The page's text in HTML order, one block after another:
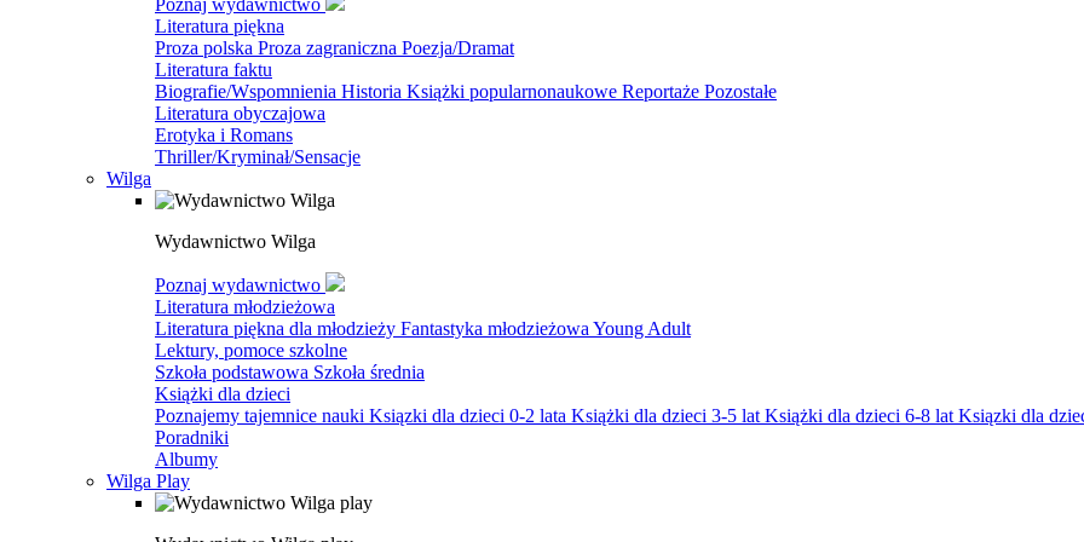
Poznaj wydawnictwo
Literatura piękna
Proza polska Proza zagraniczna Poezja/Dramat
Literatura faktu
Biografie/Wspomnienia Historia Książki popularnonaukowe Reportaże Pozostałe
Literatura obyczajowa
Erotyka i Romans
Thriller/Kryminał/Sensacje
Wilga
Wydawnictwo Wilga
Poznaj wydawnictwo
Literatura młodzieżowa
Literatura piękna dla młodzieży Fantastyka młodzieżowa Young Adult
Lektury, pomoce szkolne
Szkoła podstawowa Szkoła średnia
Książki dla dzieci
Poznajemy tajemnice nauki Ksiązki dla dzieci 0-2 lata Książki dla dzieci 3-5 lat Książki dla dzieci 6-8 lat Ksiązki dla
Poradniki
Albumy
Wilga Play